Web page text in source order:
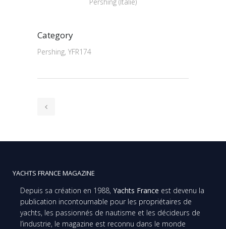
Category
Pershing, YFR174
YACHTS FRANCE MAGAZINE
Depuis sa création en 1988, Yachts France est devenu la
publication incontournable pour les propriétaires de
yachts, les passionnés de nautisme et les décideurs de
l’industrie, le magazine est reconnu dans le monde